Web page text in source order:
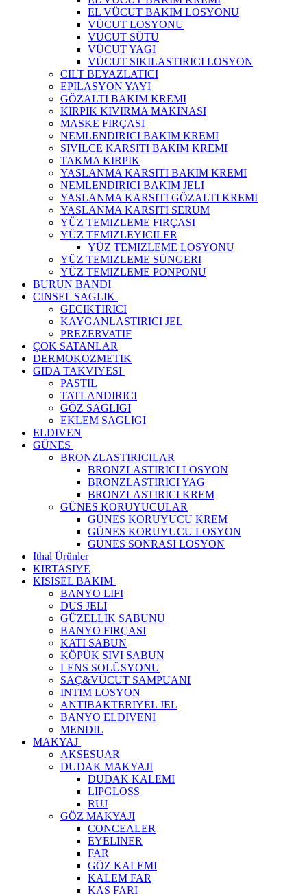
EL VÜCUT BAKIM LOSYONU
VÜCUT LOSYONU
VÜCUT SÜTÜ
VÜCUT YAGI
VÜCUT SIKILASTIRICI LOSYON
CILT BEYAZLATICI
EPILASYON YAYI
GÖZALTI BAKIM KREMI
KIRPIK KIVIRMA MAKINASI
MASKE FIRÇASI
NEMLENDIRICI BAKIM KREMI
SIVILCE KARSITI BAKIM KREMI
TAKMA KIRPIK
YASLANMA KARSITI BAKIM KREMI
NEMLENDIRICI BAKIM JELI
YASLANMA KARSITI GÖZALTI KREMI
YASLANMA KARSITI SERUM
YÜZ TEMIZLEME FIRÇASI
YÜZ TEMIZLEYICILER
YÜZ TEMIZLEME LOSYONU
YÜZ TEMIZLEME SÜNGERI
YÜZ TEMIZLEME PONPONU
BURUN BANDI
CINSEL SAGLIK
GECIKTIRICI
KAYGANLASTIRICI JEL
PREZERVATIF
ÇOK SATANLAR
DERMOKOZMETIK
GIDA TAKVIYESI
PASTIL
TATLANDIRICI
GÖZ SAGLIGI
EKLEM SAGLIGI
ELDIVEN
GÜNES
BRONZLASTIRICILAR
BRONZLASTIRICI LOSYON
BRONZLASTIRICI YAG
BRONZLASTIRICI KREM
GÜNES KORUYUCULAR
GÜNES KORUYUCU KREM
GÜNES KORUYUCU LOSYON
GÜNES SONRASI LOSYON
Ithal Ürünler
KIRTASIYE
KISISEL BAKIM
BANYO LIFI
DUS JELI
GÜZELLIK SABUNU
BANYO FIRÇASI
KATI SABUN
KÖPÜK SIVI SABUN
LENS SOLÜSYONU
SAÇ&VÜCUT SAMPUANI
INTIM LOSYON
ANTIBAKTERIYEL JEL
BANYO ELDIVENI
MENDIL
MAKYAJ
AKSESUAR
DUDAK MAKYAJI
DUDAK KALEMI
LIPGLOSS
RUJ
GÖZ MAKYAJI
CONCEALER
EYELINER
FAR
GÖZ KALEMI
KALEM FAR
KAS FARI